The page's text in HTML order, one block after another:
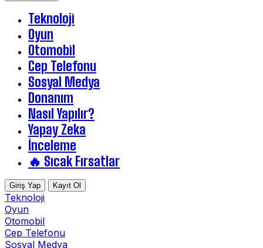
Teknoloji
Oyun
Otomobil
Cep Telefonu
Sosyal Medya
Donanım
Nasıl Yapılır?
Yapay Zeka
İnceleme
🔥 Sıcak Fırsatlar
Giriş Yap Kayıt Ol
Teknoloji
Oyun
Otomobil
Cep Telefonu
Sosyal Medya